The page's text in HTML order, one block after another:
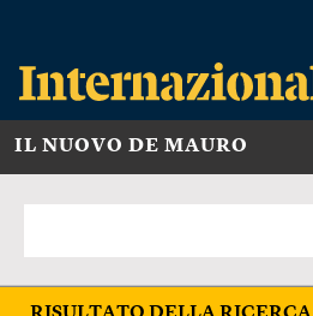
IL NUOVO DE MAURO